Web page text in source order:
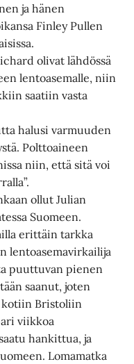
ja hänen
Finley Pullen
olivat lähdössä
lentoasemalle, niin
saatiin vasta
halusi varmuuden
Polttoaineen
niin, että sitä voi
ollut Julian
Suomeen.
erittäin tarkka
lentoasemavirkailija
puuttuvan pienen
saanut, joten
kotiin Bristoliin
viikkoa
hankittua, ja
Lomamatka